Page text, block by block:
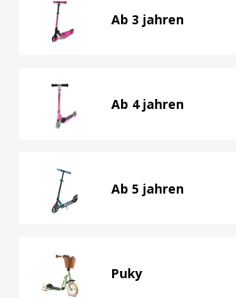
Ab 3 jahren
Ab 4 jahren
Ab 5 jahren
Puky